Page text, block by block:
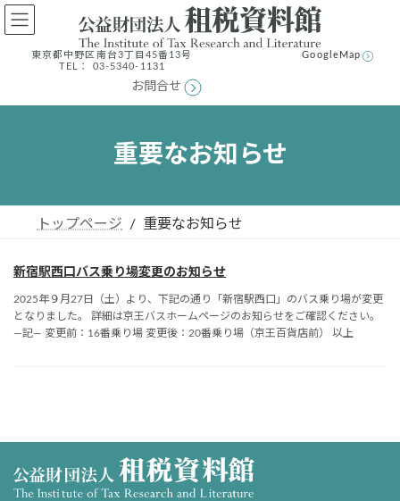
コ
ン
へ
ナ
ビ
ョ
東京都中野区南台3丁⽬45番13号
TEL： 03-5340-1131
GoogleMap
お問合せ
重要なお知らせ
トップページ 重要なお知らせ
新宿駅西口バス乗り場変更のお知らせ
2025年９月27日（土）より、下記の通り「新宿駅西口」のバス乗り場が変更
となりました。 詳細は京王バスホームページのお知らせをご確認ください。
―記― 変更前：16番乗り場 変更後：20番乗り場（京王百貨店前） 以上